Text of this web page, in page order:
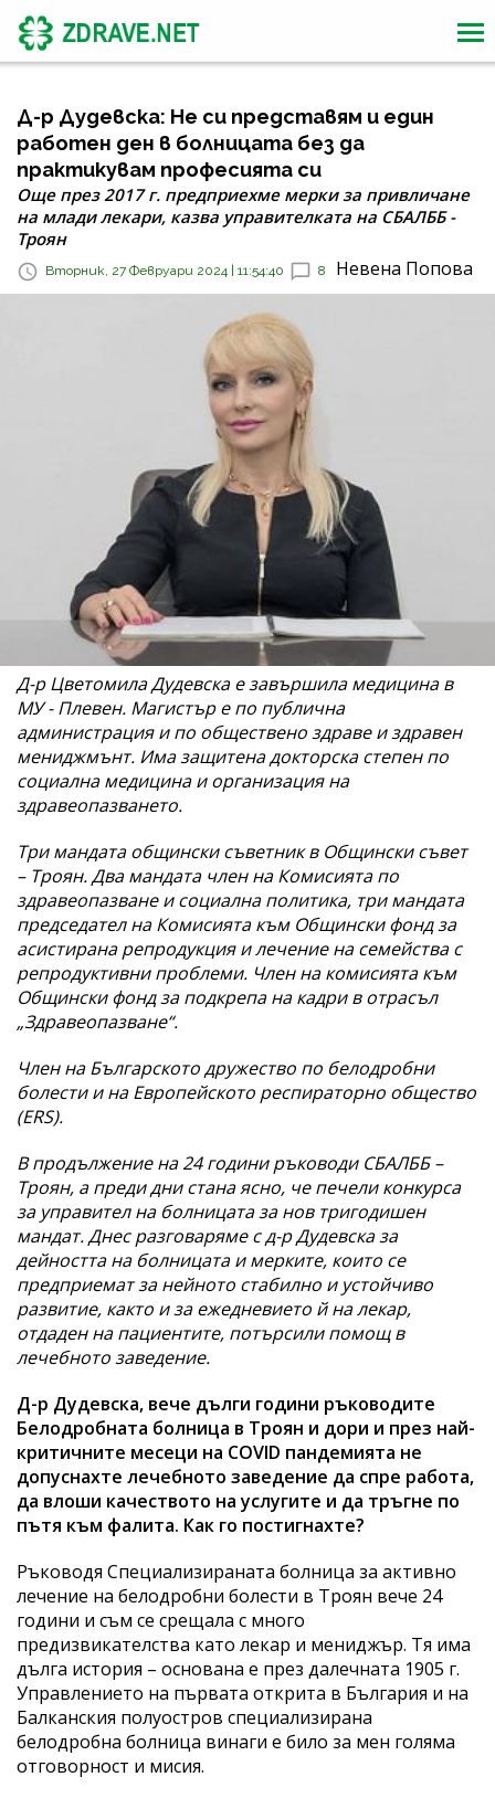
Д-р Дудевска: Не си представям и един
работен ден в болницата без да
практикувам професията си
Още през 2017 г. предприехме мерки за привличане
на млади лекари, казва управителката на СБАЛББ -
Троян
Вторник, 27 Февруари 2024 | 11:54:40 8 Невена Попова
Д-р Цветомила Дудевска е завършила медицина в
МУ - Плeвен. Магистър е по публична
администрация и по обществено здраве и здравен
мениджмънт. Има защитена докторска степен по
социална медицина и организация на
здравеопазването.
Три мандата общински съветник в Общински съвет
– Троян. Два мандата член на Комисията по
здравеопазване и социална политика, три мандата
председател на Комисията към Общински фонд за
асистирана репродукция и лечение на семейства с
репродуктивни проблеми. Член на комисията към
Общински фонд за подкрепа на кадри в отрасъл
„Здравеопазване“.
Член на Българското дружество по белодробни
болести и на Европейското респираторно общество
(ЕRS).
В продължение на 24 години ръководи СБАЛББ –
Троян, а преди дни стана ясно, че печели конкурса
за управител на болницата за нов тригодишен
мандат. Днес разговаряме с д-р Дудевска за
дейността на болницата и мерките, които се
предприемат за нейното стабилно и устойчиво
развитие, както и за ежедневието й на лекар,
отдаден на пациентите, потърсили помощ в
лечебното заведение.
Д-р Дудевска, вече дълги години ръководите
Белодробната болница в Троян и дори и през най-
критичните месеци на COVID пандемията не
допуснахте лечебното заведение да спре работа,
да влоши качеството на услугите и да тръгне по
пътя към фалита. Как го постигнахте?
Ръководя Специализираната болница за активно
лечение на белодробни болести в Троян вече 24
години и съм се срещала с много
предизвикателства като лекар и мениджър. Тя има
дълга история – основана е през далечната 1905 г.
Управлението на първата открита в България и на
Балканския полуостров специализирана
белодробна болница винаги е било за мен голяма
отговорност и мисия.